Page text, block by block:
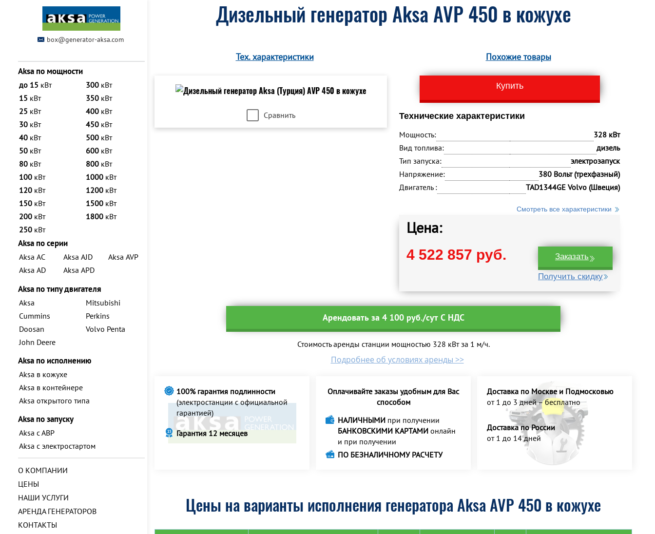
box@generator-aksa.com
Aksa по мощности
до 15 кВт
15 кВт
25 кВт
30 кВт
40 кВт
50 кВт
80 кВт
100 кВт
120 кВт
150 кВт
200 кВт
250 кВт
300 кВт
350 кВт
400 кВт
450 кВт
500 кВт
600 кВт
800 кВт
1000 кВт
1200 кВт
1500 кВт
1800 кВт
Aksa по серии
Aksa AC
Aksa AD
Aksa AJD
Aksa APD
Aksa AVP
Aksa по типу двигателя
Aksa
Cummins
Doosan
John Deere
Mitsubishi
Perkins
Volvo Penta
Aksa по исполнению
Aksa в кожухе
Aksa в контейнере
Aksa открытого типа
Aksa по запуску
Aksa с АВР
Aksa с электростартом
О КОМПАНИИ
ЦЕНЫ
НАШИ УСЛУГИ
АРЕНДА ГЕНЕРАТОРОВ
КОНТАКТЫ
Дизельный генератор Aksa AVP 450 в кожухе
Тех. характеристики Похожие товары
Сравнить
Купить
Технические характеристики
Мощность:
328 кВт
Вид топлива:
дизель
Тип запуска:
электрозапуск
Напряжение:
380 Вольт (трехфазный)
Двигатель :
TAD1344GE Volvo (Швеция)
Смотреть все характеристики
Цена:
4 522 857 руб. Заказать
Получить скидку
Арендовать за 4 100 руб./сут С НДС
Стоимость аренды станции мощностью 328 кВт за 1 м/ч.
Подробнее об условиях аренды >>
100% гарантия подлинности
(электростанции с официальной
гарантией)
Гарантия 12 месяцев
Оплачивайте заказы удобным для Вас
способом
НАЛИЧНЫМИ при получении
БАНКОВСКИМИ КАРТАМИ онлайн
и при получении
ПО БЕЗНАЛИЧНОМУ РАСЧЕТУ
Доставка по Москве и Подмосковью
от 1 до 3 дней – бесплатно
Доставка по России
от 1 до 14 дней
Цены на варианты исполнения генератора Aksa AVP 450 в кожухе